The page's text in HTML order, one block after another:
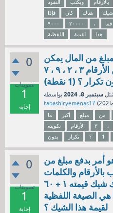
النقود
ويكتب بالأرقام
فإذا
كان هناك شيك
۹۰۰۰
۲۰۰۰۰ ، فما
اللفظية
لقيمة هذا
0
تصويتات
1
إجابة
مبلغ من المال يمكن
تكوينه من الأرقام ۳ ، ۲ ، ۹ ، ۷
تكرار ؟ (1 نقطة)
سبتمبر 8، 2024
بواسطة
tabashiryemenas17 (
ما أكبر مبلغ من
تكوينه
الأرقام ۳ ،
بدون
تكرار ؟ 1
0
تصويتات
1
إجابة
أمر بدفع مبلغ من
بالأرقام والكلمات
فإذا كان هناك شيك قيمته ۱ + ٦٠
، فما هي الصيغة اللفظية
لقيمة هذا الشيك ؟